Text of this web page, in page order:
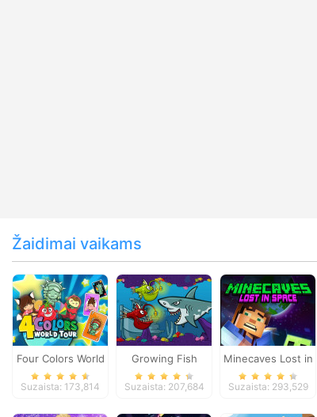
Žaidimai vaikams
Four Colors World
Tour
Suzaista: 173,814
Growing Fish
Suzaista: 207,684
Minecaves Lost in
Space
Suzaista: 293,529